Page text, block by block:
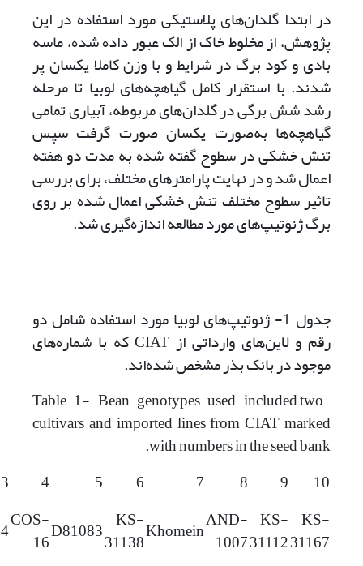
در ابتدا گلدان‌های پلاستیکی مورد استفاده در این
پژوهش، از مخلوط خاک از الک عبور داده شده، ماسه
بادی و کود برگ در شرایط و با وزن کاملا یکسان پر
شدند. با استقرار کامل گیاهچه‌های لوبیا تا مرحله
رشد شش برگی در گلدان‌های مربوطه، آبیاری تمامی
گیاهچه‌ها به‌صورت یکسان صورت گرفت سپس
تنش خشکی در سطوح گفته شده به مدت دو هفته
اعمال شد و در نهایت پارامتر‌‌های مختلف، برای بررسی
تاثیر سطوح مختلف تنش خشکی اعمال شده بر روی
برگ ژنوتیپ‌های مورد مطالعه اندازه‌گیری شد.
جدول 1- ژنوتیپ‌های لوبیا مورد استفاده شامل دو
رقم و لاین‌های وارداتی از CIAT که با شماره‌های
موجود در بانک بذر مشخص شده‌اند.
Table 1- Bean genotypes used included two
cultivars and imported lines from CIAT marked
with numbers in the seed bank.
10
9
8
7
6
5
4
3
KS-
31167
KS-
31112
AND-
1007
Khomein
KS-
31138
D81083
COS-
16